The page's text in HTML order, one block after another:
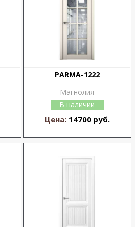
PARMA-1222
Магнолия
В наличии
Цена: 14700 руб.